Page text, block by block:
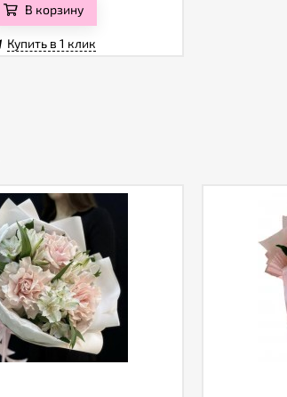
В корзину
Купить в 1 клик